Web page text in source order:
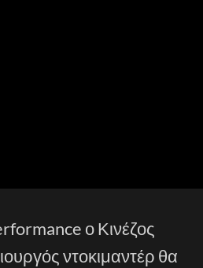
ο Κινέζος
ντοκιμαντέρ θα